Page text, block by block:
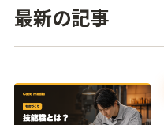
最新の記事